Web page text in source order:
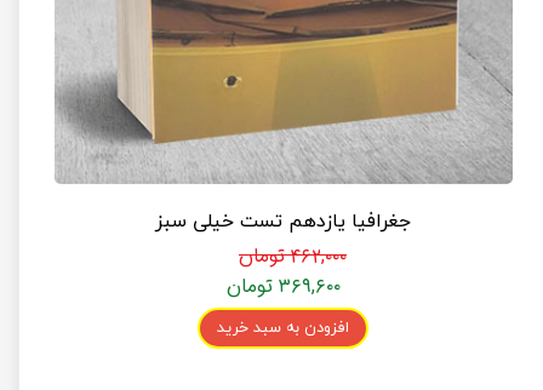
جغرافیا یازدهم تست خیلی سبز
۴۶۲,۰۰۰ تومان
۳۶۹,۶۰۰ تومان
افزودن به سبد خرید